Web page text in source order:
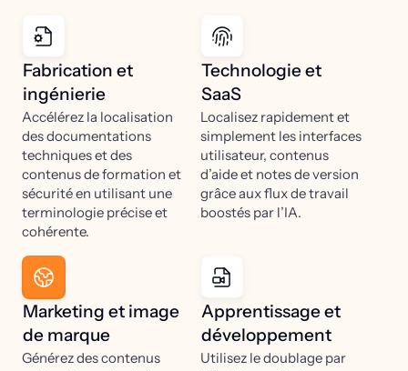
Fabrication et
ingénierie
Accélérez la localisation
des documentations
techniques et des
contenus de formation et
sécurité en utilisant une
terminologie précise et
cohérente.
Technologie et
SaaS
Localisez rapidement et
simplement les interfaces
utilisateur, contenus
d’aide et notes de version
grâce aux flux de travail
boostés par l’IA.
Marketing et image
de marque
Générez des contenus
Apprentissage et
développement
Utilisez le doublage par